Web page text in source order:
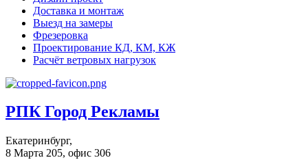
Доставка и монтаж
Выезд на замеры
Фрезеровка
Проектирование КД, КМ, КЖ
Расчёт ветровых нагрузок
РПК Город Рекламы
Екатеринбург,
8 Марта 205, офис 306